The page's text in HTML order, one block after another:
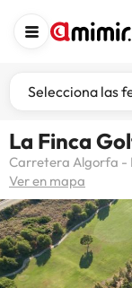
Selecciona las
La Finca
Carretera Algorfa -
Ver en mapa